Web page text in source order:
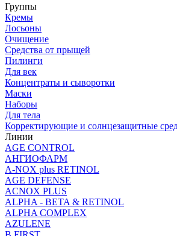
Группы
Кремы
Лосьоны
Очищение
Средства от прыщей
Пилинги
Для век
Концентраты и сыворотки
Маски
Наборы
Для тела
Корректирующие и солнцезащитные
Линии
AGE CONTROL
АНГИОФАРМ
A-NOX plus RETINOL
AGE DEFENSE
ACNOX PLUS
ALPHA - BETA & RETINOL
ALPHA COMPLEX
AZULENE